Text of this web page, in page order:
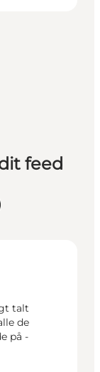
feed
talt
de
på -